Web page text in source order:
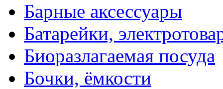
Барные аксессуары
Батарейки,
Биоразлагаемая посуда
Бочки, ёмкости